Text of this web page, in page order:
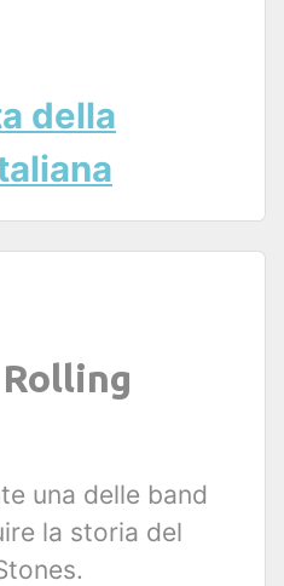
della
una delle band
la storia del